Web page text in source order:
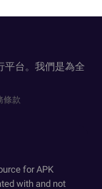
平台。我們是為全
條款
for APK
with and not